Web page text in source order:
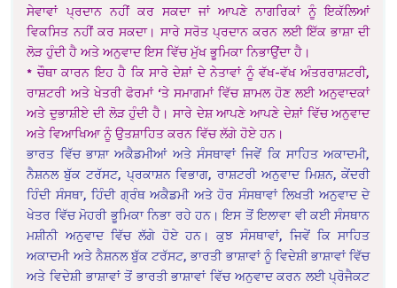
ਸੇਵਾਵਾਂ ਪ੍ਰਦਾਨ ਨਹੀਂ ਕਰ ਸਕਦਾ ਜਾਂ ਆਪਣੇ ਨਾਗਰਿਕਾਂ ਨੂੰ ਇਕੱਲਿਆਂ
ਵਿਕਸਿਤ ਨਹੀਂ ਕਰ ਸਕਦਾ। ਸਾਰੇ ਸਰੋਤ ਪ੍ਰਦਾਨ ਕਰਨ ਲਈ ਇੱਕ ਭਾਸ਼ਾ ਦੀ
ਲੋੜ ਹੁੰਦੀ ਹੈ ਅਤੇ ਅਨੁਵਾਦ ਇਸ ਵਿੱਚ ਮੁੱਖ ਭੂਮਿਕਾ ਨਿਭਾਉਂਦਾ ਹੈ।
* ਚੌਥਾ ਕਾਰਨ ਇਹ ਹੈ ਕਿ ਸਾਰੇ ਦੇਸ਼ਾਂ ਦੇ ਨੇਤਾਵਾਂ ਨੂੰ ਵੱਖ-ਵੱਖ ਅੰਤਰਰਾਸ਼ਟਰੀ,
ਰਾਸ਼ਟਰੀ ਅਤੇ ਖੇਤਰੀ ਫੋਰਮਾਂ ‘ਤੇ ਸਮਾਗਮਾਂ ਵਿੱਚ ਸ਼ਾਮਲ ਹੋਣ ਲਈ ਅਨੁਵਾਦਕਾਂ
ਅਤੇ ਦੁਭਾਸ਼ੀਏ ਦੀ ਲੋੜ ਹੁੰਦੀ ਹੈ। ਸਾਰੇ ਦੇਸ਼ ਆਪਣੇ ਆਪਣੇ ਦੇਸ਼ਾਂ ਵਿੱਚ ਅਨੁਵਾਦ
ਅਤੇ ਵਿਆਖਿਆ ਨੂੰ ਉਤਸ਼ਾਹਿਤ ਕਰਨ ਵਿੱਚ ਲੱਗੇ ਹੋਏ ਹਨ।
ਭਾਰਤ ਵਿੱਚ ਭਾਸ਼ਾ ਅਕੈਡਮੀਆਂ ਅਤੇ ਸੰਸਥਾਵਾਂ ਜਿਵੇਂ ਕਿ ਸਾਹਿਤ ਅਕਾਦਮੀ,
ਨੈਸ਼ਨਲ ਬੁੱਕ ਟਰੱਸਟ, ਪ੍ਰਕਾਸ਼ਨ ਵਿਭਾਗ, ਰਾਸ਼ਟਰੀ ਅਨੁਵਾਦ ਮਿਸ਼ਨ, ਕੇਂਦਰੀ
ਹਿੰਦੀ ਸੰਸਥਾ, ਹਿੰਦੀ ਗ੍ਰੰਥ ਅਕੈਡਮੀ ਅਤੇ ਹੋਰ ਸੰਸਥਾਵਾਂ ਲਿਖਤੀ ਅਨੁਵਾਦ ਦੇ
ਖੇਤਰ ਵਿੱਚ ਮੋਹਰੀ ਭੂਮਿਕਾ ਨਿਭਾ ਰਹੇ ਹਨ। ਇਸ ਤੋਂ ਇਲਾਵਾ ਵੀ ਕਈ ਸੰਸਥਾਨ
ਮਸ਼ੀਨੀ ਅਨੁਵਾਦ ਵਿੱਚ ਲੱਗੇ ਹੋਏ ਹਨ। ਕੁਝ ਸੰਸਥਾਵਾਂ, ਜਿਵੇਂ ਕਿ ਸਾਹਿਤ
ਅਕਾਦਮੀ ਅਤੇ ਨੈਸ਼ਨਲ ਬੁੱਕ ਟਰੱਸਟ, ਭਾਰਤੀ ਭਾਸ਼ਾਵਾਂ ਨੂੰ ਵਿਦੇਸ਼ੀ ਭਾਸ਼ਾਵਾਂ ਵਿੱਚ
ਅਤੇ ਵਿਦੇਸ਼ੀ ਭਾਸ਼ਾਵਾਂ ਤੋਂ ਭਾਰਤੀ ਭਾਸ਼ਾਵਾਂ ਵਿੱਚ ਅਨੁਵਾਦ ਕਰਨ ਲਈ ਪ੍ਰੋਜੈਕਟ